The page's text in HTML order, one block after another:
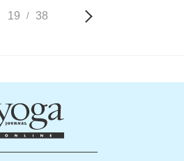
19 / 38